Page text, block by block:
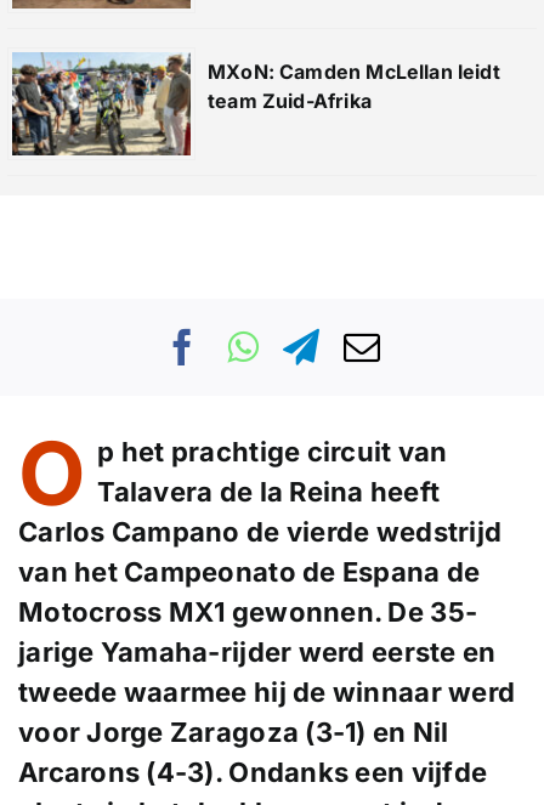
MXoN: Camden McLellan leidt
team Zuid-Afrika
O p het prachtige circuit van
Talavera de la Reina heeft
Carlos Campano de vierde wedstrijd
van het Campeonato de Espana de
Motocross MX1 gewonnen. De 35-
jarige Yamaha-rijder werd eerste en
tweede waarmee hij de winnaar werd
voor Jorge Zaragoza (3-1) en Nil
Arcarons (4-3). Ondanks een vijfde